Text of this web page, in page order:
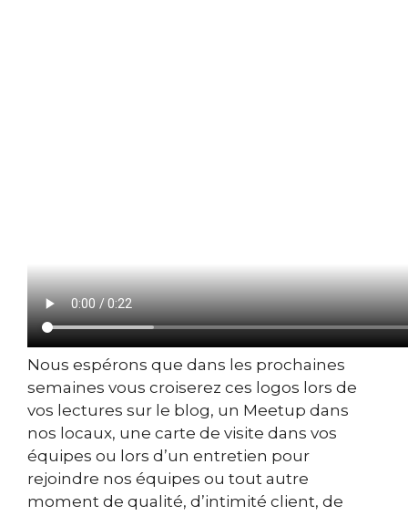
Nous espérons que dans les prochaines
semaines vous croiserez ces logos lors de
vos lectures sur le blog, un Meetup dans
nos locaux, une carte de visite dans vos
équipes ou lors d’un entretien pour
rejoindre nos équipes ou tout autre
moment de qualité, d’intimité client, de